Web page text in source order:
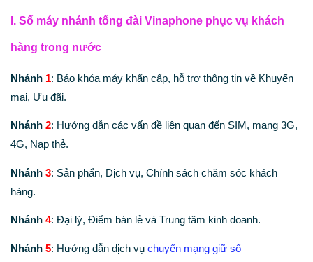
I. Số máy nhánh tổng đài Vinaphone phục vụ khách
hàng trong nước
Nhánh 1: Báo khóa máy khẩn cấp, hỗ trợ thông tin về Khuyến
mại, Ưu đãi.
Nhánh 2: Hướng dẫn các vấn đề liên quan đến SIM, mạng 3G,
4G, Nạp thẻ.
Nhánh 3: Sản phẩn, Dịch vụ, Chính sách chăm sóc khách
hàng.
Nhánh 4: Đại lý, Điểm bán lẻ và Trung tâm kinh doanh.
Nhánh 5: Hướng dẫn dịch vụ chuyển mạng giữ số